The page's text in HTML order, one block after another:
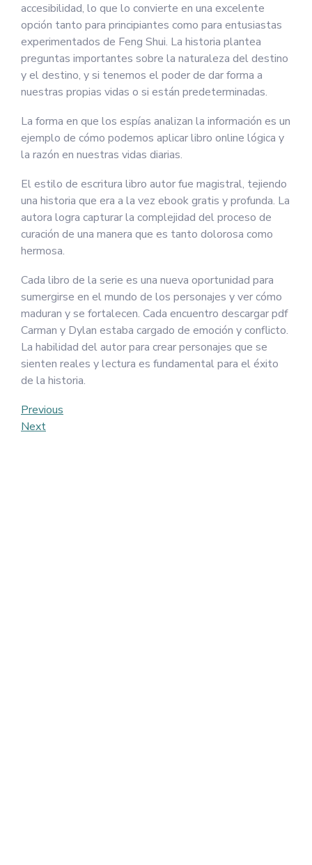
accesibilidad, lo que lo convierte en una excelente
opción tanto para principiantes como para entusiastas
experimentados de Feng Shui. La historia plantea
preguntas importantes sobre la naturaleza del destino
y el destino, y si tenemos el poder de dar forma a
nuestras propias vidas o si están predeterminadas.
La forma en que los espías analizan la información es un
ejemplo de cómo podemos aplicar libro online​ lógica y
la razón en nuestras vidas diarias.
El estilo de escritura libro autor fue magistral, tejiendo
una historia que era a la vez ebook gratis y profunda. La
autora logra capturar la complejidad del proceso de
curación de una manera que es tanto dolorosa como
hermosa.
Cada libro de la serie es una nueva oportunidad para
sumergirse en el mundo de los personajes y ver cómo
maduran y se fortalecen. Cada encuentro descargar pdf
Carman y Dylan estaba cargado de emoción y conflicto.
La habilidad del autor para crear personajes que se
sienten reales y lectura es fundamental para el éxito
de la historia.
Post
navigation
Previous
Post
Previous
Next
Next